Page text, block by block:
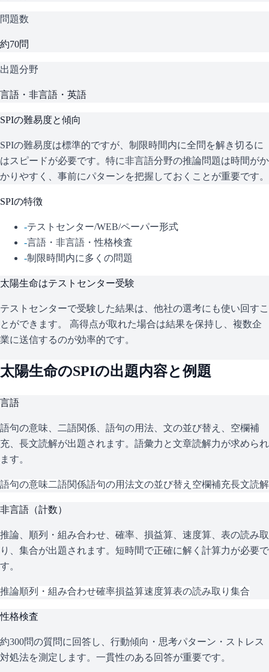
問題数
約70問
出題分野
言語・非言語・英語
SPIの難易度と傾向
SPIの難易度は標準的ですが、制限時間内に全問を解き切るに
はスピードが必要です。特に非言語分野の推論問題は時間がか
かりやすく、事前にパターンを把握しておくことが重要です。
SPIの特徴
-テストセンター/WEB/ペーパー形式
-言語・非言語・性格検査
-制限時間内に多くの問題
太陽生命はテストセンター受験
テストセンターで受験した結果は、他社の選考にも使い回すこ
とができます。 高得点が取れた場合は結果を保持し、複数企
業に送信するのが効率的です。
太陽生命のSPIの出題内容と例題
言語
語句の意味、二語関係、語句の用法、文の並び替え、空欄補
充、長文読解が出題されます。語彙力と文章読解力が求められ
ます。
語句の意味二語関係語句の用法文の並び替え 空欄補充長文読解
非言語（計数）
推論、順列・組み合わせ、確率、損益算、速度算、表の読み取
り、集合が出題されます。短時間で正確に解く計算力が必要で
す。
推論順列・組み合わせ確率損益算速度算表の読み取り 集合
性格検査
約300問の質問に回答し、行動傾向・思考パターン・ストレス
対処法を測定します。一貫性のある回答が重要です。